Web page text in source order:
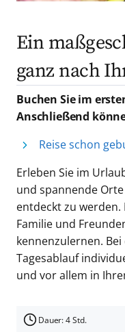
Ein
ganz nach
Buchen Sie im
Anschließend
Reise schon
Erleben Sie im
und spannende
entdeckt zu
Familie und
kennenzulernen.
Tagesablauf
und vor allem in
Dauer: 4 Std.